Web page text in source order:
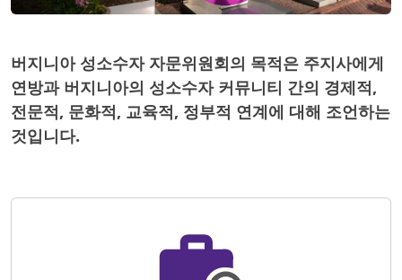
버지니아 성소수자 자문위원회의 목적은 주지사에게
연방과 버지니아의 성소수자 커뮤니티 간의 경제적,
전문적, 문화적, 교육적, 정부적 연계에 대해 조언하는
것입니다.